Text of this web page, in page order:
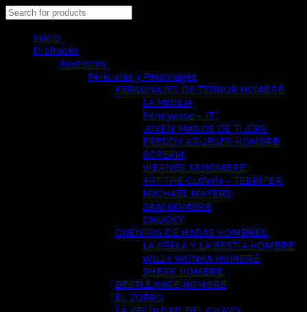
Inicio
Disfraces
Hombres
Películas y Personajes
PERSONAJES DE TERROR HOMBRE
LA MONJA
Pennywise – IT
JOVEN MANOS DE TIJERA
FREDDY KRUEGER HOMBRE
SCREAM
VIERNES 13 HOMBRE
ART THE CLOWN – TERRIFER
MICHAEL MAYERS
SAW HOMBRE
CHUCKY
CUENTOS DE HADAS HOMBRES
LA BELLA Y LA BESTIA HOMBRE
WILLY WONKA HOMBRE
SHERK HOMBRE
BEETLEJUICE HOMBRE
EL ZORRO